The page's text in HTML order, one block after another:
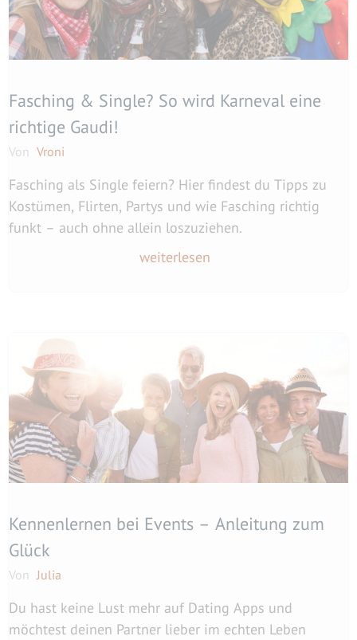
Fasching & Single? So wird Karneval eine
richtige Gaudi!
Von Vroni
Fasching als Single feiern? Hier findest du Tipps zu
Kostümen, Flirten, Partys und wie Fasching richtig
funkt – auch ohne allein loszuziehen.
weiterlesen
Kennenlernen bei Events – Anleitung zum
Glück
Von Julia
Du hast keine Lust mehr auf Dating Apps und
möchtest deinen Partner lieber im echten Leben